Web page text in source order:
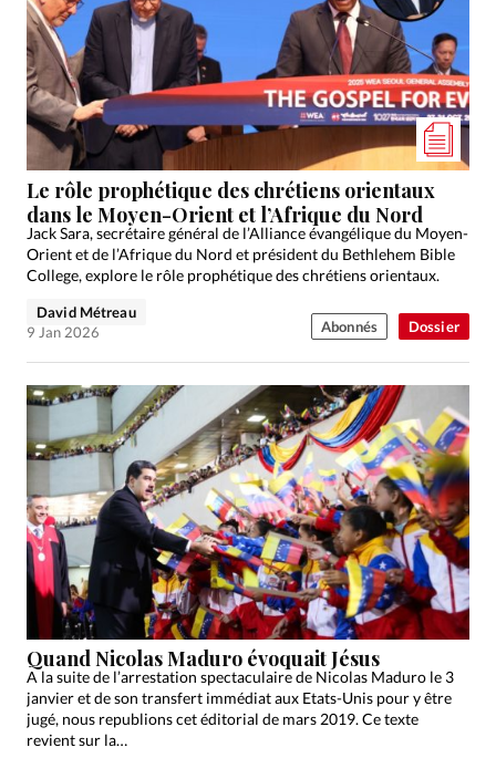
Dossier
Le rôle prophétique des chrétiens orientaux
dans le Moyen-Orient et l’Afrique du Nord
Jack Sara, secrétaire général de l’Alliance évangélique du Moyen-
Orient et de l’Afrique du Nord et président du Bethlehem Bible
College, explore le rôle prophétique des chrétiens orientaux.
David Métreau
9 Jan 2026
Abonnés
Quand Nicolas Maduro évoquait Jésus
A la suite de l’arrestation spectaculaire de Nicolas Maduro le 3
janvier et de son transfert immédiat aux Etats-Unis pour y être
jugé, nous republions cet éditorial de mars 2019. Ce texte
revient sur la…